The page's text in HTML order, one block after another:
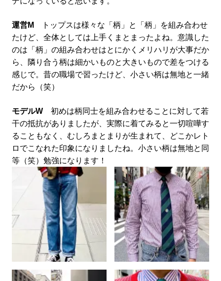
運営M
トップスは様々な「柄」と「柄」を組み合わせ
たけど、全体としては上手くまとまったよね。意識した
のは「柄」の組み合わせはとにかくメリハリが大事だか
ら、隣り合う柄は細かいものと大きいもので差をつける
感じで。昔の職場で習ったけど、小さい柄は無地と一緒
だから（笑）
モデルW 初めは柄同士を組み合わせることに対して若
干の抵抗がありましたが、実際に着てみると一切喧嘩す
ることもなく、むしろまとまりが生まれて、どこかレト
ロでこなれた印象になりましたね。小さい柄は無地と同
等（笑）勉強になります！